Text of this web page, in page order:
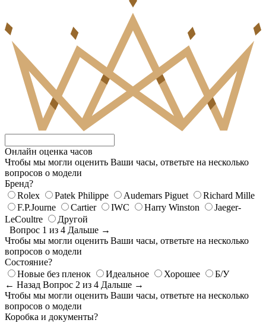
Онлайн оценка часов
Чтобы мы могли оценить Ваши часы, ответьте на несколько
вопросов о модели
Бренд?
Rolex
Patek Philippe Audemars Piguet
Richard Mille
F.P.Journe
Cartier IWC Harry Winston
Jaeger-
LeCoultre
Другой
Вопрос 1 из 4 Дальше →
Чтобы мы могли оценить Ваши часы, ответьте на несколько
вопросов о модели
Состояние?
Новые без пленок
Идеальное Хорошее
Б/У
← Назад Вопрос 2 из 4 Дальше →
Чтобы мы могли оценить Ваши часы, ответьте на несколько
вопросов о модели
Коробка и документы?